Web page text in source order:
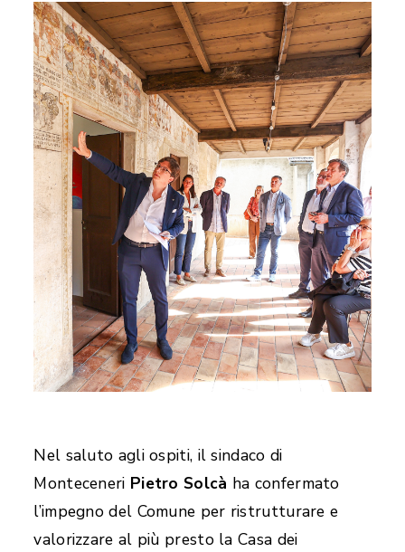
Nel saluto agli ospiti, il sindaco di
Monteceneri Pietro Solcà ha confermato
l’impegno del Comune per ristrutturare e
valorizzare al più presto la Casa dei